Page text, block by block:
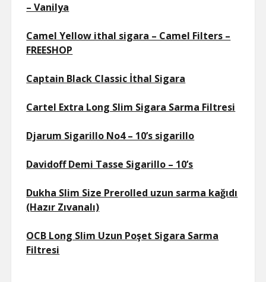
– Vanilya
Camel Yellow ithal sigara – Camel Filters –
FREESHOP
Captain Black Classic İthal Sigara
Cartel Extra Long Slim Sigara Sarma Filtresi
Djarum Sigarillo No4 – 10’s sigarillo
Davidoff Demi Tasse Sigarillo – 10’s
Dukha Slim Size Prerolled uzun sarma kağıdı
(Hazır Zıvanalı)
OCB Long Slim Uzun Poşet Sigara Sarma
Filtresi